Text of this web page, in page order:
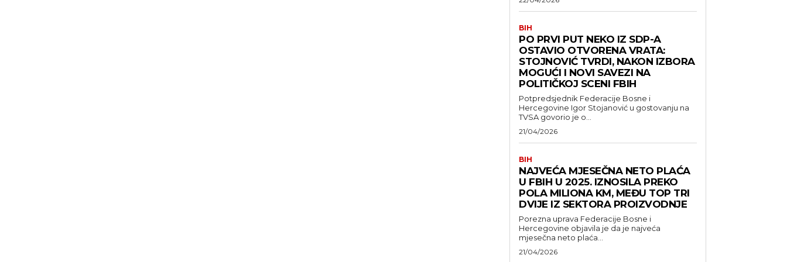
BIH
PO PRVI PUT NEKO IZ SDP-A
OSTAVIO OTVORENA VRATA:
STOJNOVIĆ TVRDI, NAKON IZBORA
MOGUĆI I NOVI SAVEZI NA
POLITIČKOJ SCENI FBIH
Potpredsjednik Federacije Bosne i
Hercegovine Igor Stojanović u gostovanju na
TVSA govorio je o...
21/04/2026
BIH
NAJVEĆA MJESEČNA NETO PLAĆA
U FBIH U 2025. IZNOSILA PREKO
POLA MILIONA KM, MEĐU TOP TRI
DVIJE IZ SEKTORA PROIZVODNJE
Porezna uprava Federacije Bosne i
Hercegovine objavila je da je najveća
mjesečna neto plaća...
21/04/2026